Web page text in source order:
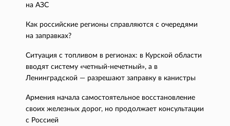
на АЗС
Как российские регионы справляются с очередями
на заправках?
Ситуация с топливом в регионах: в Курской области
вводят систему «четный-нечетный», а в
Ленинградской — разрешают заправку в канистры
Армения начала самостоятельное восстановление
своих железных дорог, но продолжает консультации
с Россией